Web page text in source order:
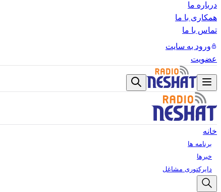
درباره ما
همکاری با ما
تماس با ما
ورود به سایت
عضویت
خانه
برنامه ها
خبرها
دایرکتوری مشاغل